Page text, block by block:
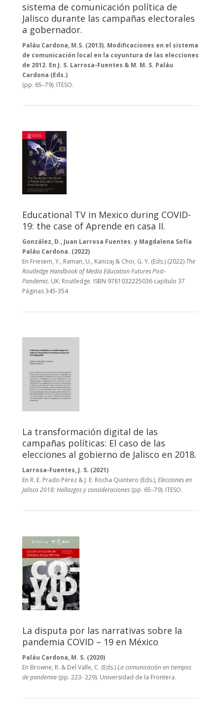
sistema de comunicación política de
Jalisco durante las campañas electorales
a gobernador.
Paláu Cardona, M.S. (2013). Modificaciones en el sistema
de comunicación local en la coyuntura de las elecciones
de 2012. En J. S. Larrosa-Fuentes & M. M. S. Paláu
Cardona (Eds.)
(pp. 65–79). ITESO.
Educational TV in Mexico during COVID-
19: the case of Aprende en casa II.
González, D., Juan Larrosa Fuentes. y Magdalena Sofía
Paláu Cardona. (2022)
En Friesem, Y., Raman, U., Kanizaj & Choi, G. Y. (Eds.) (2022) The
Routledge Handbook of Media Education Futures Post-
Pandemic. UK: Routledge. ISBN 9781032225036 capítulo 37
Páginas 345-354
La transformación digital de las
campañas políticas: El caso de las
elecciones al gobierno de Jalisco en 2018.
Larrosa-Fuentes, J. S. (2021)
En R. E. Prado Pérez & J. E. Rocha Quintero (Eds.), Elecciones en
Jalisco 2018: Hallazgos y consideraciones(pp. 65–79). ITESO.
La disputa por las narrativas sobre la
pandemia COVID – 19 en México
Paláu Cardona, M. S. (2020)
En Browne, R. & Del Valle, C. (Eds.)La comunicación en tiempos
de pandemia(pp. 223- 229). Universidad de la Frontera.